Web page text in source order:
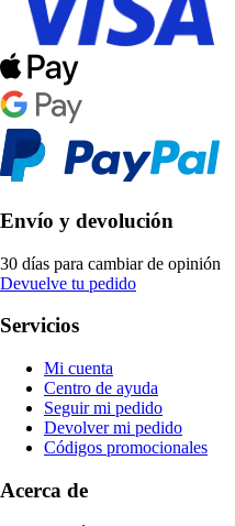
Envío y devolución
30 días para cambiar de opinión
Devuelve tu pedido
Servicios
Mi cuenta
Centro de ayuda
Seguir mi pedido
Devolver mi pedido
Códigos promocionales
Acerca de